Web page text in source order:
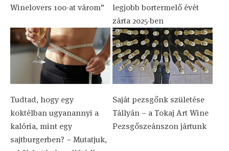
Winelovers 100-at várom"
legjobb bortermelő évét
zárta 2025-ben
Tudtad, hogy egy
koktélban ugyanannyi a
kalória, mint egy
sajtburgerben? – Mutatjuk,
Saját pezsgőnk születése
Tállyán – a Tokaj Art Wine
Pezsgőszeánszon jártunk